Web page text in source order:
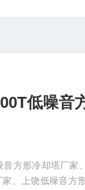
低噪音
音方形冷却塔厂家
家、上饶低噪音